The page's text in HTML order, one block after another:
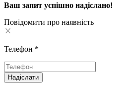
Ваш запит успішно надіслано!
Повідомити про наявність
Телефон *
Надіслати